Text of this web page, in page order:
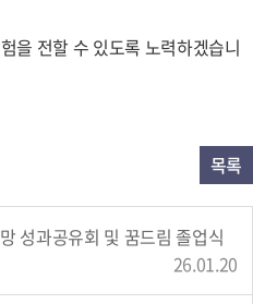
을 전할 수 있도록 노력하겠습니
목록
성과공유회 및 꿈드림 졸업식
26.01.20